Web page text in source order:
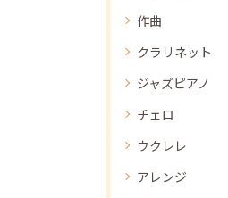
作曲
クラリネット
ジャズピアノ
チェロ
ウクレレ
アレンジ